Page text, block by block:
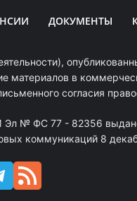
ДОКУМЕНТЫ
материалов в
согласия
Эл № ФС 77 - 82356
коммуникаций 8